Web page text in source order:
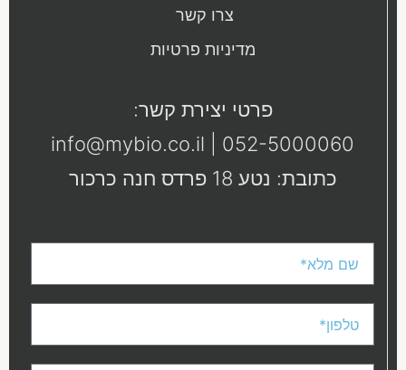
צרו קשר
מדיניות פרטיות
PDF
פרטי יצירת קשר:
052-5000060
info@mybio.co.il
כתובת: נטע 18 פרדס חנה כרכור